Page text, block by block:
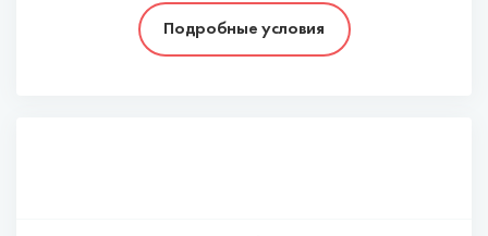
Подробные условия